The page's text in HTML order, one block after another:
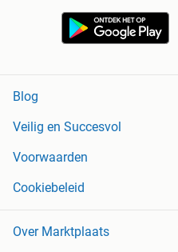
Blog
Veilig en Succesvol
Voorwaarden
Cookiebeleid
Over Marktplaats